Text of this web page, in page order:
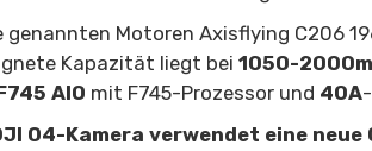
genannten Motoren Axisflying C206
Kapazität liegt bei 1050-
AIO mit F745-Prozessor und 40A
O4-Kamera verwendet eine